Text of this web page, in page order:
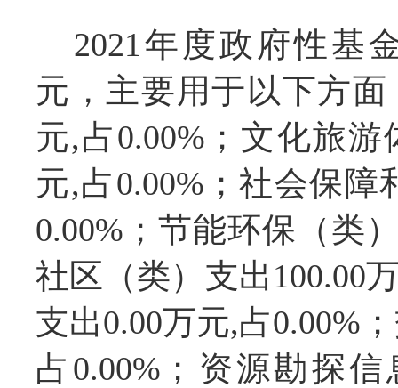
2021年度政府性基
元，主要用于以下方
元,占0.00%；文化旅
元,占0.00%；社会保
0.00%；节能环保（类
社区（类）支出100.00
支出0.00万元,占0.00%
占0.00%；资源勘探